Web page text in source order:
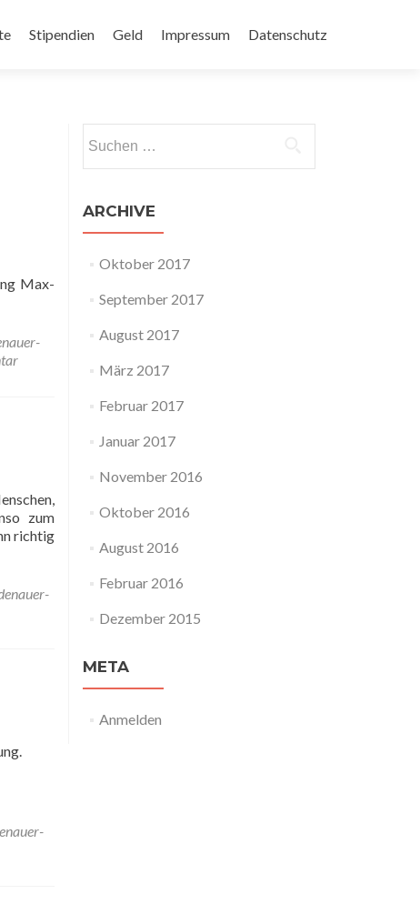
Stipendien Geld Impressum Datenschutz
Max-
zum
richtig
nach:
ARCHIVE
Oktober 2017
September 2017
August 2017
März 2017
Februar 2017
Januar 2017
November 2016
Oktober 2016
August 2016
Februar 2016
Dezember 2015
META
Anmelden